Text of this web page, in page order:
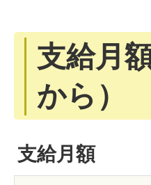
支給月
から）
支給月額